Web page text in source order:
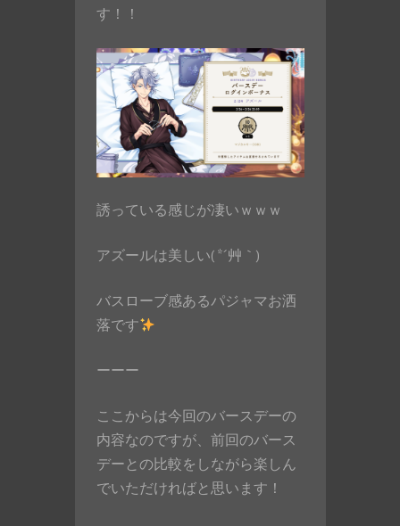
す！！
誘っている感じが凄いｗｗｗ
アズールは美しい( *´艸｀)
バスローブ感あるパジャマお洒
落です
ーーー
ここからは今回のバースデーの
内容なのですが、前回のバース
デーとの比較をしながら楽しん
でいただければと思います！